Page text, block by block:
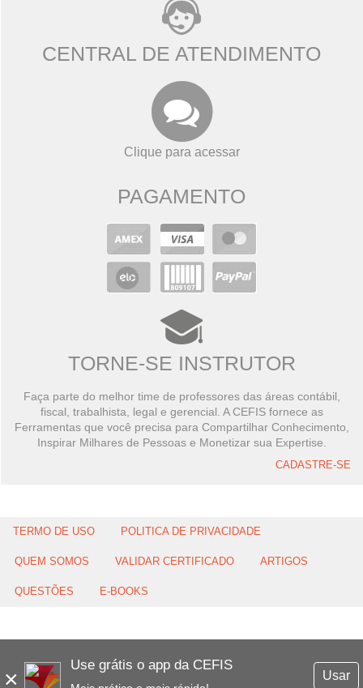
×
Use grátis o app da CEFIS
Usar
CENTRAL DE ATENDIMENTO
Clique para acessar
PAGAMENTO
TORNE-SE INSTRUTOR
Faça parte do melhor time de professores das áreas contábil,
fiscal, trabalhista, legal e gerencial. A CEFIS fornece as
Ferramentas que você precisa para Compartilhar Conhecimento,
Inspirar Milhares de Pessoas e Monetizar sua Expertise.
CADASTRE-SE
TERMO DE USO POLITICA DE PRIVACIDADE
QUEM SOMOS VALIDAR CERTIFICADO ARTIGOS
QUESTÕES E-BOOKS